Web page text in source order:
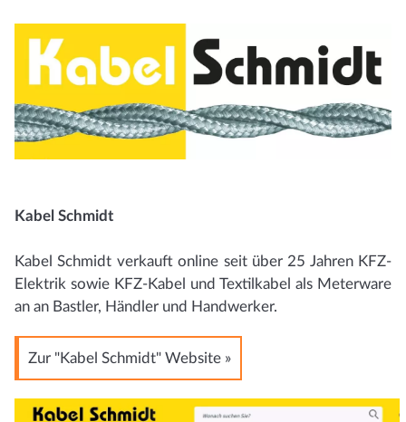
Kabel Schmidt
Kabel Schmidt verkauft online seit über 25 Jahren KFZ-
Elektrik sowie KFZ-Kabel und Textilkabel als Meterware
an an Bastler, Händler und Handwerker.
Zur "Kabel Schmidt" Website »